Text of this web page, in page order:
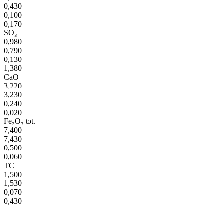
0,430
0,100
0,170
SO₃
0,980
0,790
0,130
1,380
CaO
3,220
3,230
0,240
0,020
Fe₂O₃ tot.
7,400
7,430
0,500
0,060
TC
1,500
1,530
0,070
0,430